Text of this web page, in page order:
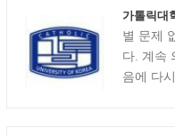
가톨릭대
별 문제
다. 계속
음에 다